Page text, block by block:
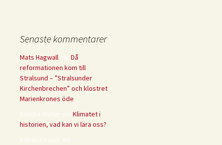
Senaste kommentarer
Mats Hagwall om Då
reformationen kom till
Stralsund – ”Stralsunder
Kirchenbrechen” och klostret
Marienkrones öde
Sandra Waller om Klimatet i
historien, vad kan vi lära oss?
Administratör om